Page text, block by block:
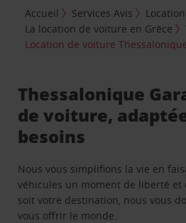
Accueil Services Avis
La location de voiture en Grèce
Location de voiture
Thessalonique
de voiture,
besoins
Nous vous simplifions la vie en
véhicules un moment de liberté et
soit votre destination, nous vous
vous offrir le monde.